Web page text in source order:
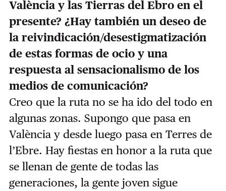
València y las Tierras del Ebro en el
presente? ¿Hay también un deseo de
la reivindicación/desestigmatización
de estas formas de ocio y una
respuesta al sensacionalismo de los
medios de comunicación?
Creo que la ruta no se ha ido del todo en
algunas zonas. Supongo que pasa en
València y desde luego pasa en Terres de
l’Ebre. Hay fiestas en honor a la ruta que
se llenan de gente de todas las
generaciones, la gente joven sigue